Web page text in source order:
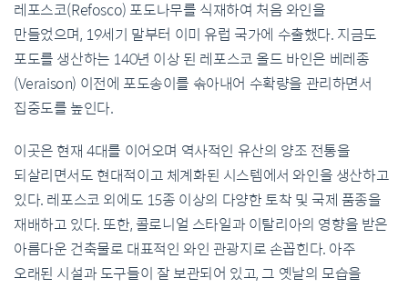
레포스코(Refosco) 포도나무를 식재하여 처음 와인을
만들었으며, 19세기 말부터 이미 유럽 국가에 수출했다. 지금도
포도를 생산하는 140년 이상 된 레포스코 올드 바인은 베레종
(Veraison) 이전에 포도송이를 솎아내어 수확량을 관리하면서
집중도를 높인다.
이곳은 현재 4대를 이어오며 역사적인 유산의 양조 전통을
되살리면서도 현대적이고 체계화된 시스템에서 와인을 생산하고
있다. 레포스코 외에도 15종 이상의 다양한 토착 및 국제 품종을
재배하고 있다. 또한, 콜로니얼 스타일과 이탈리아의 영향을 받은
아름다운 건축물로 대표적인 와인 관광지로 손꼽힌다. 아주
오래된 시설과 도구들이 잘 보관되어 있고, 그 옛날의 모습을